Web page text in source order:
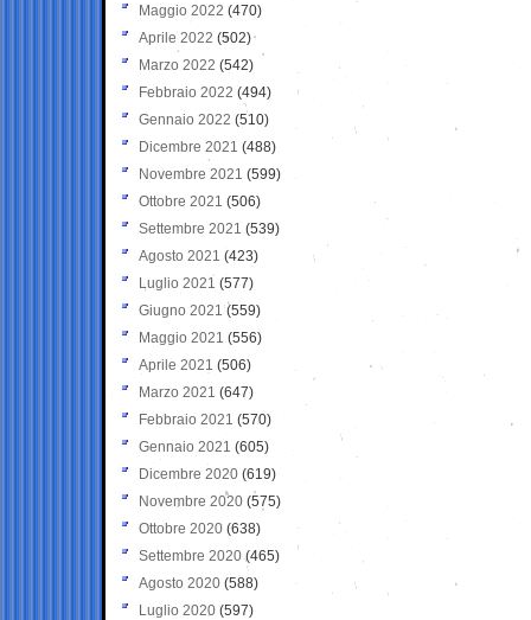
Maggio 2022 (470)
Aprile 2022 (502)
Marzo 2022 (542)
Febbraio 2022 (494)
Gennaio 2022 (510)
Dicembre 2021 (488)
Novembre 2021 (599)
Ottobre 2021 (506)
Settembre 2021 (539)
Agosto 2021 (423)
Luglio 2021 (577)
Giugno 2021(559)
Maggio 2021 (556)
Aprile 2021 (506)
Marzo 2021 (647)
Febbraio 2021 (570)
Gennaio 2021 (605)
Dicembre 2020 (619)
Novembre 2020 (575)
Ottobre 2020 (638)
Settembre 2020(465)
Agosto 2020 (588)
Luglio 2020 (597)